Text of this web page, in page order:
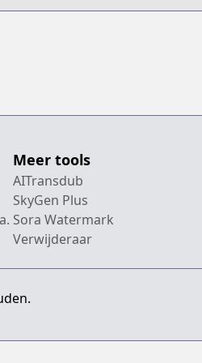
Meer tools
AITransdub
SkyGen Plus
Sora Watermark
Verwijderaar